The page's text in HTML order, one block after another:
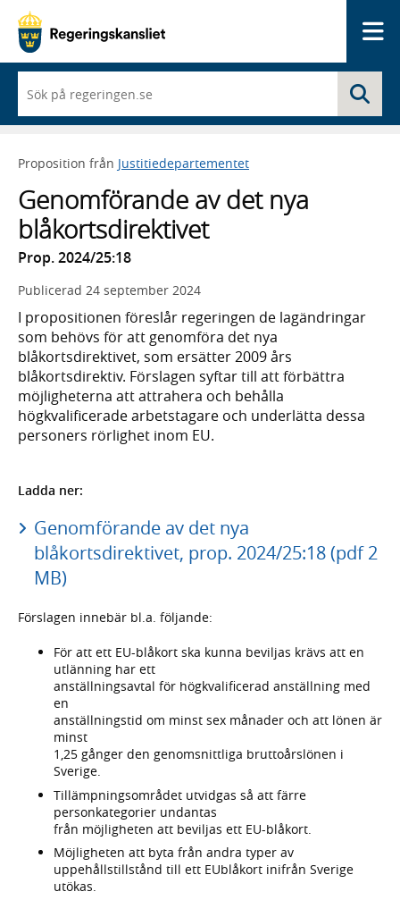
du
börjar
skriva
framträder
lista
med
sökförslag
Proposition från Justitiedepartementet
Genomförande av det nya
blåkortsdirektivet
Prop. 2024/25:18
Publicerad 24 september 2024
I propositionen föreslår regeringen de lagändringar
som behövs för att genomföra det nya
blåkortsdirektivet, som ersätter 2009 års
blåkortsdirektiv. Förslagen syftar till att förbättra
möjligheterna att attrahera och behålla
högkvalificerade arbetstagare och underlätta dessa
personers rörlighet inom EU.
Ladda ner:
Genomförande av det nya
blåkortsdirektivet, prop. 2024/25:18 (pdf 2
MB)
Förslagen innebär bl.a. följande:
För att ett EU-blåkort ska kunna beviljas krävs att en
utlänning har ett
anställningsavtal för högkvalificerad anställning med
en
anställningstid om minst sex månader och att lönen är
minst
1,25 gånger den genomsnittliga bruttoårslönen i
Sverige.
Tillämpningsområdet utvidgas så att färre
personkategorier undantas
från möjligheten att beviljas ett EU-blåkort.
Möjligheten att byta från andra typer av
uppehållstillstånd till ett EUblåkort inifrån Sverige
utökas.